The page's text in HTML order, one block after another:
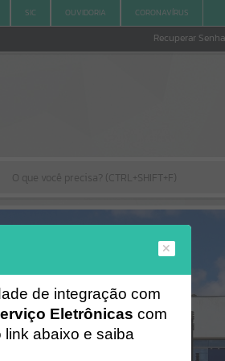
SIC OUVIDORIA CORONAVÍRUS
Recuperar Senha
de integração com
Eletrônicas com
link abaixo e saiba